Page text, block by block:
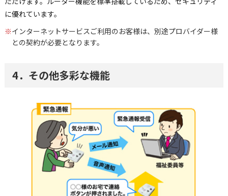
に優れています。
※インターネットサービスご利用のお客様は、別途プロバイダー様
との契約が必要となります。
4．その他多彩な機能